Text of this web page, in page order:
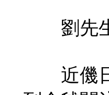
劉先生
近僟日